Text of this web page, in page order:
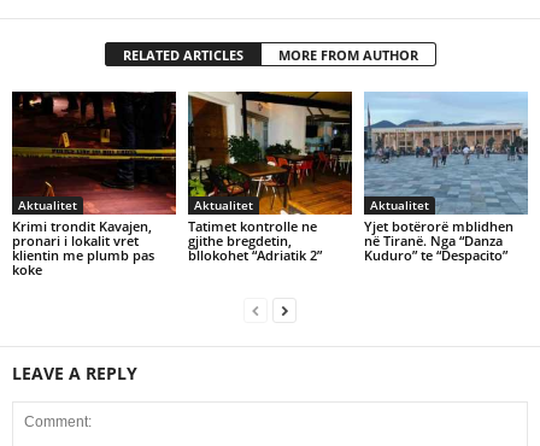
RELATED ARTICLES MORE FROM AUTHOR
Aktualitet
Krimi trondit Kavajen,
pronari i lokalit vret
klientin me plumb pas
koke
Aktualitet
Tatimet kontrolle ne
gjithe bregdetin,
bllokohet “Adriatik 2”
Aktualitet
Yjet botërorë mblidhen
në Tiranë. Nga “Danza
Kuduro” te “Despacito”
LEAVE A REPLY